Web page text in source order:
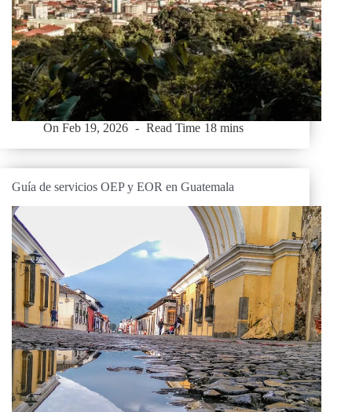
On Feb 19, 2026 Read Time 18 mins
Guía de servicios OEP y EOR en Guatemala